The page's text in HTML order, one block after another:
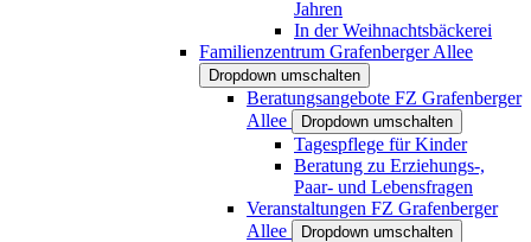
Jahren
In der Weihnachtsbäckerei
Familienzentrum Grafenberger Allee
Dropdown umschalten
Beratungsangebote FZ Grafenberger
Allee
Dropdown umschalten
Tagespflege für Kinder
Beratung zu Erziehungs-,
Paar- und Lebensfragen
Veranstaltungen FZ Grafenberger
Allee
Dropdown umschalten